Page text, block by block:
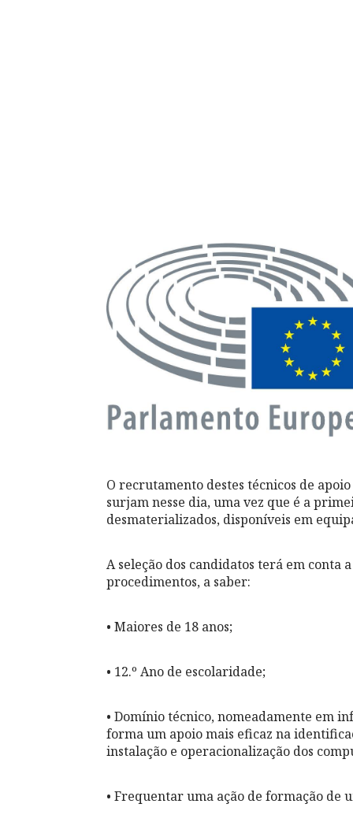
O recrutamento destes técnicos de
surjam nesse dia, uma vez que é a
desmaterializados, disponíveis em
A seleção dos candidatos terá em conta
procedimentos, a saber:
• Maiores de 18 anos;
• 12.º Ano de escolaridade;
• Domínio técnico, nomeadamente em
forma um apoio mais eficaz na
instalação e operacionalização dos
• Frequentar uma ação de formação de